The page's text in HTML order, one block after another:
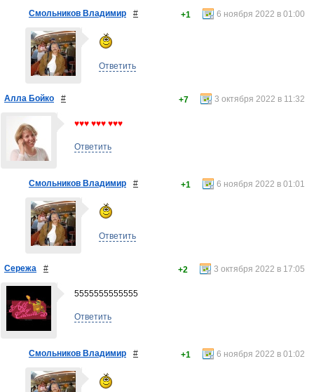
Смольников Владимир # 6 ноября 2022 в 01:00
+1
Ответить
Алла Бойко # 3 октября 2022 в 11:32
+7
♥♥♥ ♥♥♥ ♥♥♥
Ответить
Смольников Владимир # 6 ноября 2022 в 01:01
+1
Ответить
Сережа # 3 октября 2022 в 17:05
+2
5555555555555
Ответить
Смольников Владимир # 6 ноября 2022 в 01:02
+1